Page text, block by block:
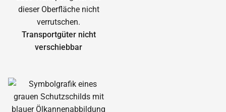
Transportgüter nicht
verschiebbar